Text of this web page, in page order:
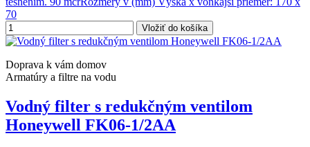
70
Vložiť do košíka
Doprava k vám domov
Armatúry a filtre na vodu
Vodný filter s redukčným ventilom
Honeywell FK06-1/2AA